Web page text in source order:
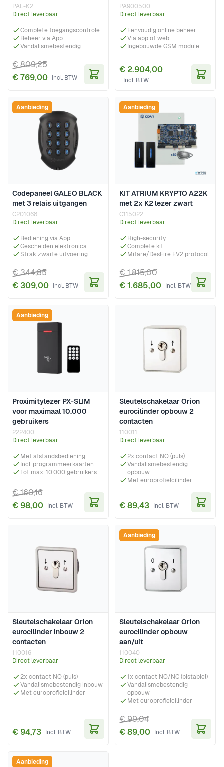
PAL-K2
Direct leverbaar
Complete toegangscontrole
Beheer via App
Vandalismebestendig
€ 769,00
€ 809,25
In Winkelwagen
PA900500
Direct leverbaar
Eenvoudig online beheer
Via app of web
Ingebouwde GSM module
€ 2.904,00
Codepaneel GALEO BLACK
met 3 relais uitgangen
C201068
Direct leverbaar
Bediening via App
Gescheiden elektronica
Strak zwarte uitvoering
€ 309,00
€ 344,85
Aanbieding
KIT ATRIUM KRYPTO A22K
met 2x K2 lezer zwart
C115022
Direct leverbaar
High-security
Complete kit
Mifare/DesFire EV2 protocol
€ 1.685,00
€ 1.815,00
Aanbieding
Proximitylezer PX-SLIM
voor maximaal 10.000
gebruikers
222400
Direct leverbaar
Met afstandsbediening
Incl. programmeerkaarten
Tot max. 10.000 gebruikers
€ 98,00
€ 160,16
Aanbieding
Sleutelschakelaar Orion
eurocilinder opbouw 2
contacten
110011
Direct leverbaar
2x contact NO (puls)
Vandalismebestendig
opbouw
Met europrofielcilinder
€ 89,43
Sleutelschakelaar Orion
eurocilinder inbouw 2
contacten
110016
Direct leverbaar
2x contact NO (puls)
Vandalismebestendig inbouw
Met europrofielcilinder
€ 94,73
Sleutelschakelaar Orion
eurocilinder opbouw
aan/uit
110040
Direct leverbaar
1x contact NO/NC (bistabiel)
Vandalismebestendig
opbouw
Met europrofielcilinder
€ 89,00
€ 99,04
Aanbieding
Aanbieding